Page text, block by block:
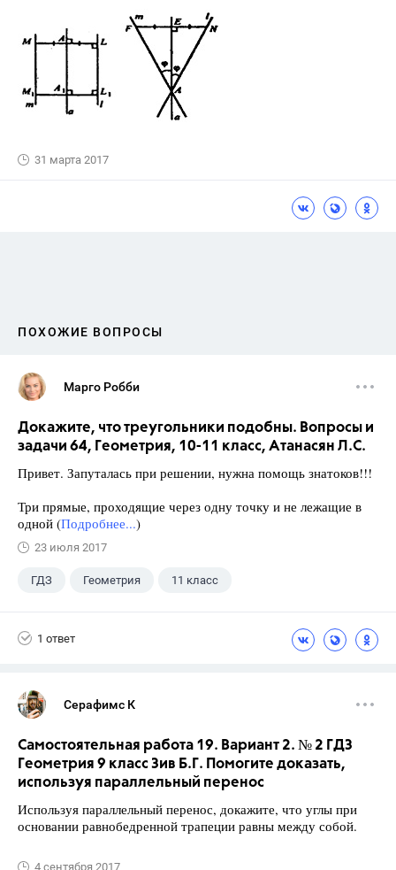
31 марта 2017
ПОХОЖИЕ ВОПРОСЫ
Марго Робби
Докажите, что треугольники подобны. Вопросы и
задачи 64, Геометрия, 10-11 класс, Атанасян Л.С.
Привет. Запуталась при решении, нужна помощь знатоков!!!
Три прямые, проходящие через одну точку и не лежащие в
одной (Подробнее...)
23 июля 2017
ГДЗ Геометрия 11 класс
1 ответ
Серафимс К
Самостоятельная работа 19. Вариант 2. № 2 ГДЗ
Геометрия 9 класс Зив Б.Г. Помогите доказать,
используя параллельный перенос
Используя параллельный перенос, докажите, что углы при
основании равнобедренной трапеции равны между собой.
4 сентября 2017